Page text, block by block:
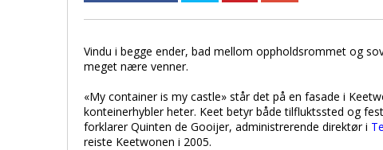
Vindu i begge ender, bad mellom oppholdsrommet og
meget nære venner.
«My container is my castle» står det på en fasade i
konteinerhybler heter. Keet betyr både tilfluktssted og
forklarer Quinten de Gooijer, administrerende direktør i
reiste Keetwonen i 2005.